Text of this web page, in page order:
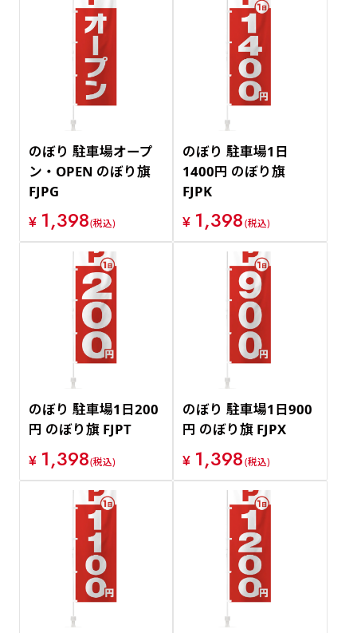
のぼり 駐車場オープ
ン・OPEN のぼり旗
FJPG
¥ 1,398(税込)
のぼり 駐車場1日
1400円 のぼり旗
FJPK
¥ 1,398(税込)
のぼり 駐車場1日200
円 のぼり旗 FJPT
¥ 1,398(税込)
のぼり 駐車場1日900
円 のぼり旗 FJPX
¥ 1,398(税込)